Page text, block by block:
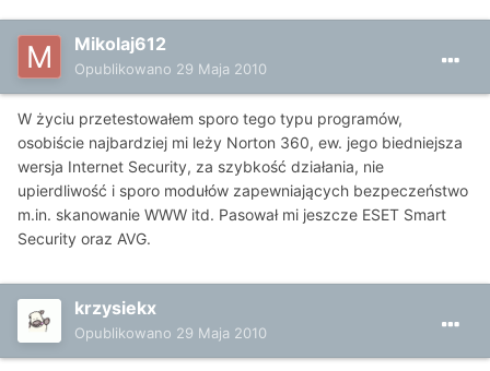
Mikolaj612
Opublikowano 29 Maja 2010
W życiu przetestowałem sporo tego typu programów,
osobiście najbardziej mi leży Norton 360, ew. jego biedniejsza
wersja Internet Security, za szybkość działania, nie
upierdliwość i sporo modułów zapewniających bezpeczeństwo
m.in. skanowanie WWW itd. Pasował mi jeszcze ESET Smart
Security oraz AVG.
krzysiekx
Opublikowano 29 Maja 2010